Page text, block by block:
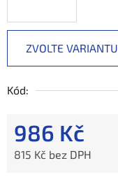
ZVOLTE VARIANTU
Kód:
986 Kč
815 Kč bez DPH